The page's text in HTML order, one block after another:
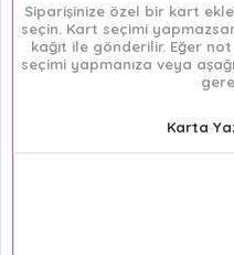
Siparişinize özel bir kart
seçin. Kart seçimi
kağıt ile gönderilir. Eğer
seçimi yapmanıza veya
Karta